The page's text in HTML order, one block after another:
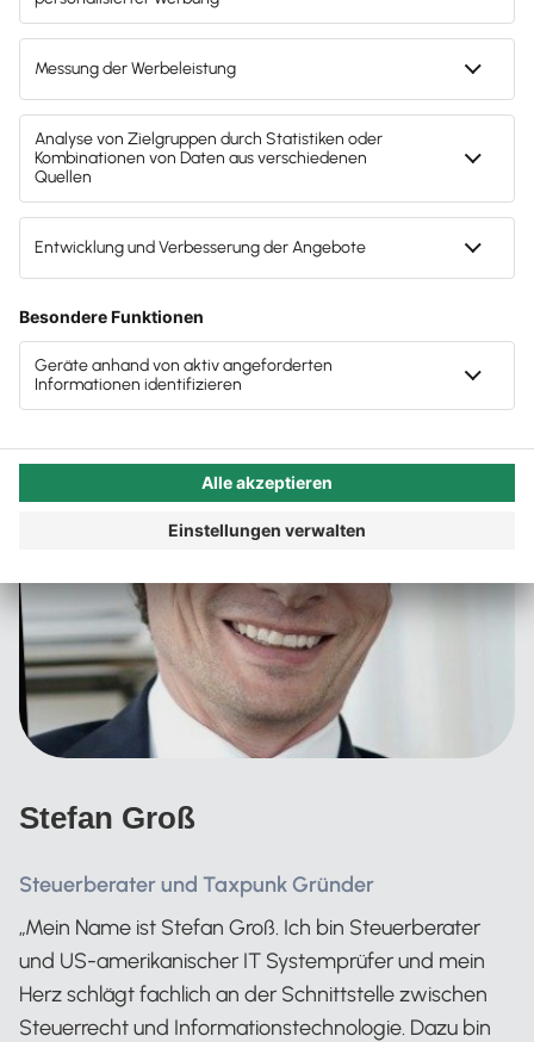
Autor:in:Carola Heine
Veröffentlicht:25.09.2023
Wir sprachen mit Stefan für lex’talk about tax, den
Lexware Office Podcast zur Zukunftskanzlei.
Die ganze Folge finden Sie hier
Stefan Groß
Steuerberater und Taxpunk Gründer
„Mein Name ist Stefan Groß. Ich bin Steuerberater
und US-amerikanischer IT Systemprüfer und mein
Herz schlägt fachlich an der Schnittstelle zwischen
Steuerrecht und Informationstechnologie. Dazu bin